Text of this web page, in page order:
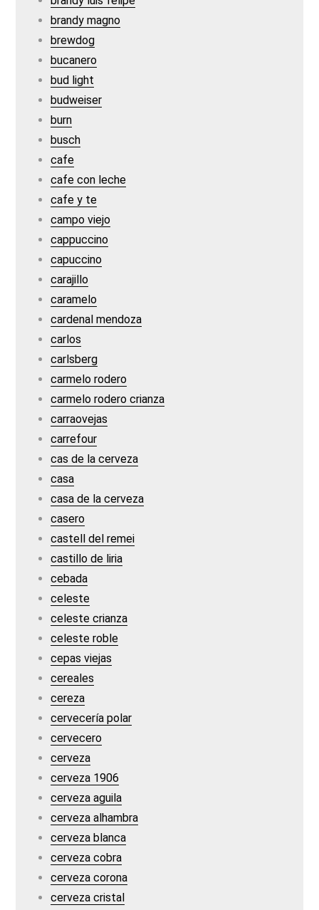
brandy magno
brewdog
bucanero
bud light
budweiser
burn
busch
cafe
cafe con leche
cafe y te
campo viejo
cappuccino
capuccino
carajillo
caramelo
cardenal mendoza
carlos
carlsberg
carmelo rodero
carmelo rodero crianza
carraovejas
carrefour
cas de la cerveza
casa
casa de la cerveza
casero
castell del remei
castillo de liria
cebada
celeste
celeste crianza
celeste roble
cepas viejas
cereales
cereza
cervecería polar
cervecero
cerveza
cerveza 1906
cerveza aguila
cerveza alhambra
cerveza blanca
cerveza cobra
cerveza corona
cerveza cristal